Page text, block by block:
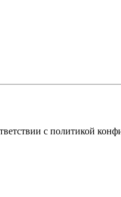
с политикой